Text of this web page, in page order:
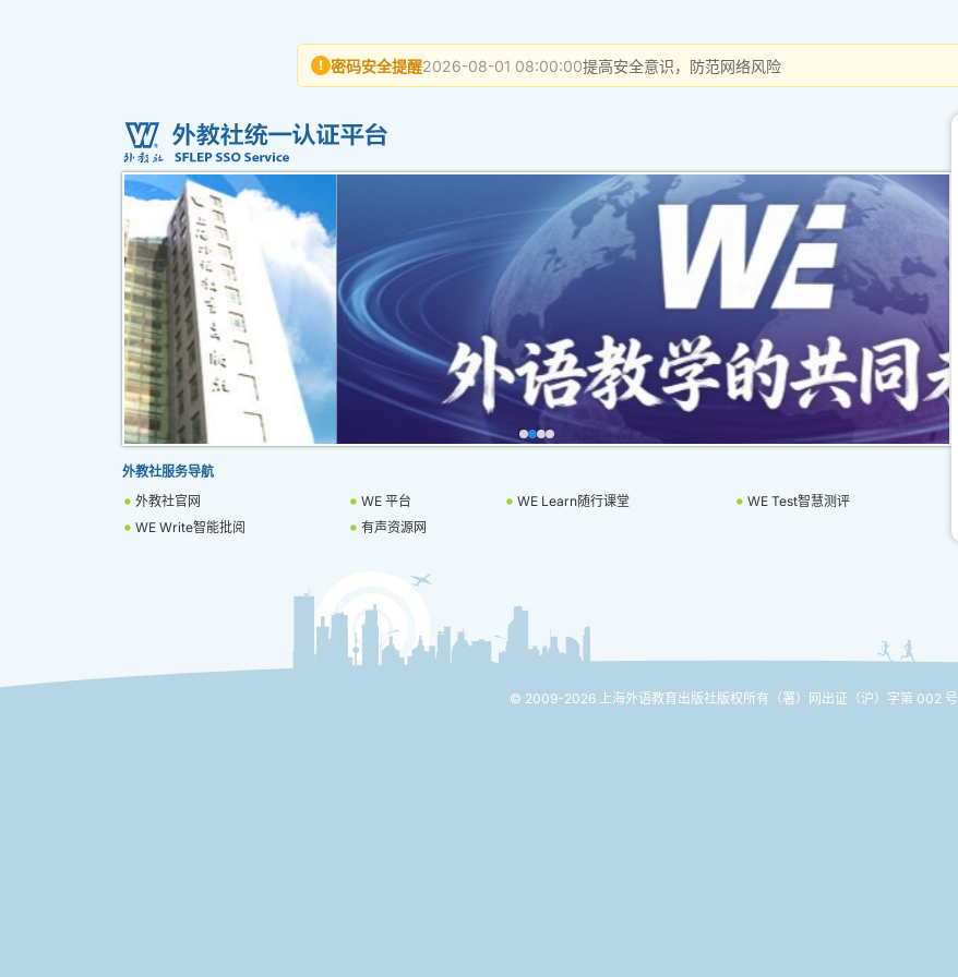
! 密码安全提醒2026-08-01 08:00:00提高安全意识，防范网络风险
外教社服务导航
外教社官网
WE 平台 WE Learn随行课堂
WE Test智慧测评
WE Write智能批阅
有声资源网
© 2009-2026 上海外语教育出版社版权所有 （署）网出证（沪）字第 002 号